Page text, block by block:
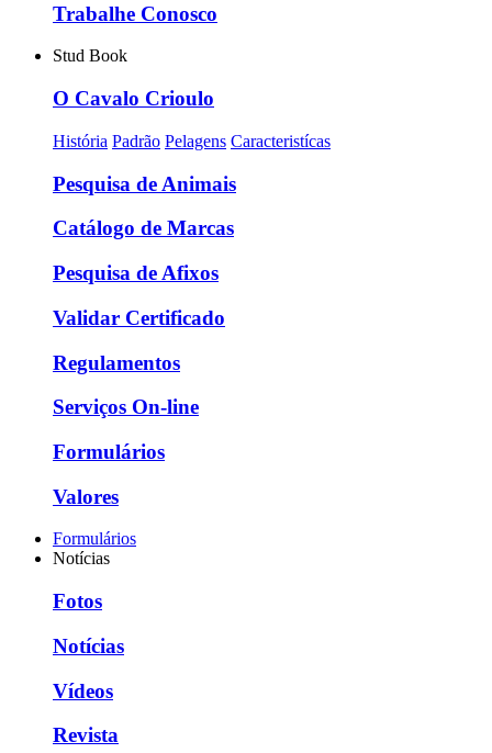
Trabalhe Conosco
Stud Book
O Cavalo Crioulo
História Padrão Pelagens Caracteristícas
Pesquisa de Animais
Catálogo de Marcas
Pesquisa de Afixos
Validar Certificado
Regulamentos
Serviços On-line
Formulários
Valores
Formulários
Notícias
Fotos
Notícias
Vídeos
Revista